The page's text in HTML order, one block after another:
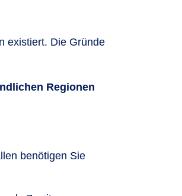
existiert. Die Gründe
Regionen
benötigen Sie